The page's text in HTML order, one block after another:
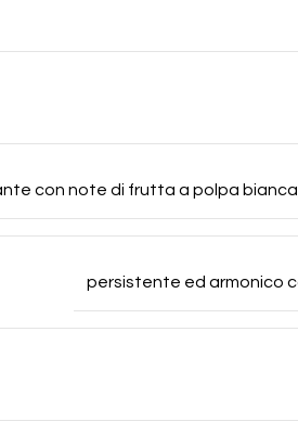
con note di frutta a polpa
persistente ed armonico